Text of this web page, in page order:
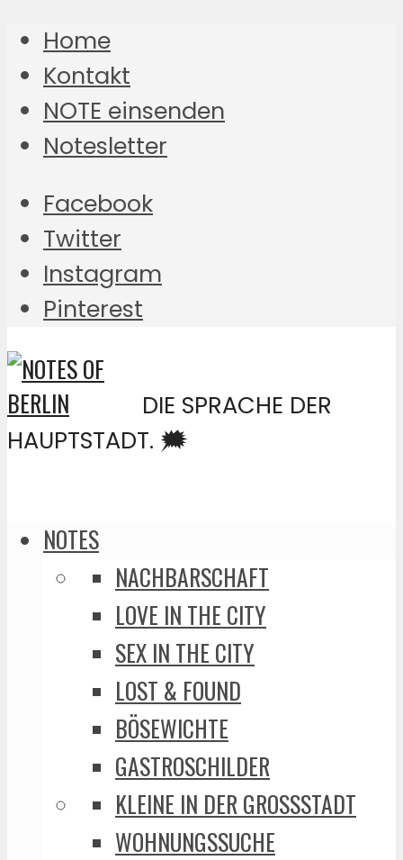
Home
Kontakt
NOTE einsenden
Notesletter
Facebook
Twitter
Instagram
Pinterest
DIE SPRACHE DER
HAUPTSTADT. 🗯️
NOTES
NACHBARSCHAFT
LOVE IN THE CITY
SEX IN THE CITY
LOST & FOUND
BÖSEWICHTE
GASTROSCHILDER
KLEINE IN DER GROSSSTADT
WOHNUNGSSUCHE